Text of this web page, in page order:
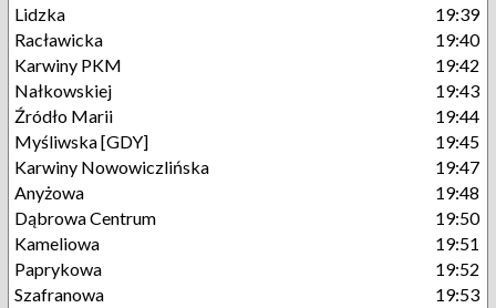
Lidzka
19:39
Racławicka
19:40
Karwiny PKM
19:42
Nałkowskiej
19:43
Źródło Marii
19:44
Myśliwska [GDY]
19:45
Karwiny Nowowiczlińska
19:47
Anyżowa
19:48
Dąbrowa Centrum
19:50
Kameliowa
19:51
Paprykowa
19:52
Szafranowa
19:53